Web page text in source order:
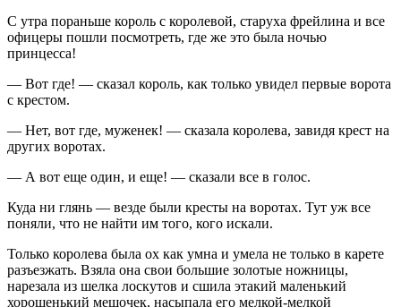
С утра пораньше король с королевой, старуха фрейлина и все
офицеры пошли посмотреть, где же это была ночью
принцесса!
— Вот где! — сказал король, как только увидел первые ворота
с крестом.
— Нет, вот где, муженек! — сказала королева, завидя крест на
других воротах.
— А вот еще один, и еще! — сказали все в голос.
Куда ни глянь — везде были кресты на воротах. Тут уж все
поняли, что не найти им того, кого искали.
Только королева была ох как умна и умела не только в карете
разъезжать. Взяла она свои большие золотые ножницы,
нарезала из шелка лоскутов и сшила этакий маленький
хорошенький мешочек, насыпала его мелкой-мелкой